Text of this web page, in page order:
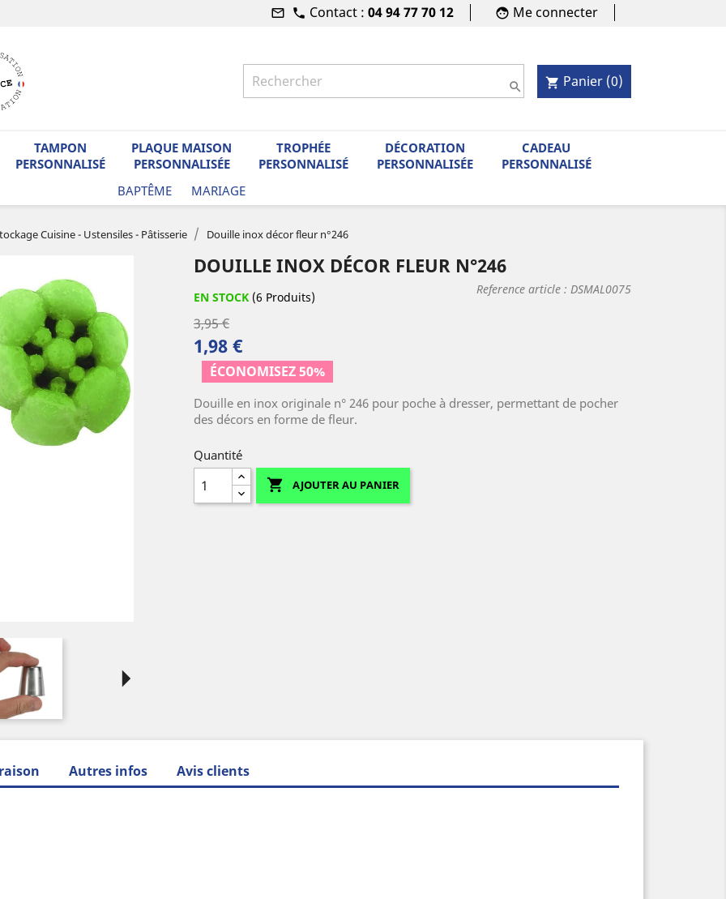
mail_outline phone Contact : 04 94 77 70 12 face Me connecter
 shopping_cart Panier (0)
TAMPON
PERSONNALISÉ
PLAQUE MAISON
PERSONNALISÉE
TROPHÉE
PERSONNALISÉ
DÉCORATION
PERSONNALISÉE
CADEAU
PERSONNALISÉ
BAPTÊME
MARIAGE
Cuisine - Ustensiles - Pâtisserie Douille inox décor fleur n°246
arrow_right
DOUILLE INOX DÉCOR FLEUR N°246
EN STOCK (6 Produits)
Reference article : DSMAL0075
3,95 €
1,98 €
ÉCONOMISEZ 50%
Douille en inox originale n° 246 pour poche à dresser, permettant de pocher
des décors en forme de fleur.
Quantité
 AJOUTER AU PANIER
Autres infos Avis clients